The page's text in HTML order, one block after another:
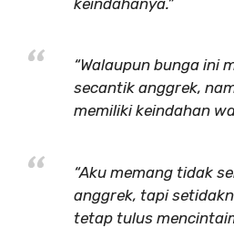
“Walaupun bunga ini
secantik anggrek,
memiliki keindahan
“Aku memang tidak
anggrek, tapi
tetap tulus